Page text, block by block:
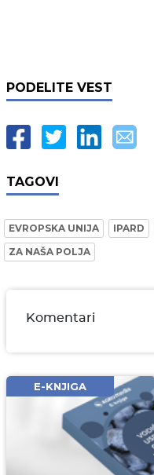
PODELITE VEST
TAGOVI
EVROPSKA UNIJA IPARD
ZA NAŠA POLJA
Komentari
Email* obavezno
Komentar* obavezno
E-KNJIGA